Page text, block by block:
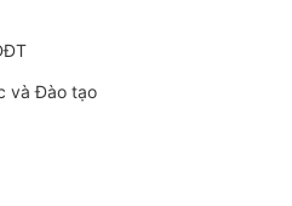
và Đào tạo